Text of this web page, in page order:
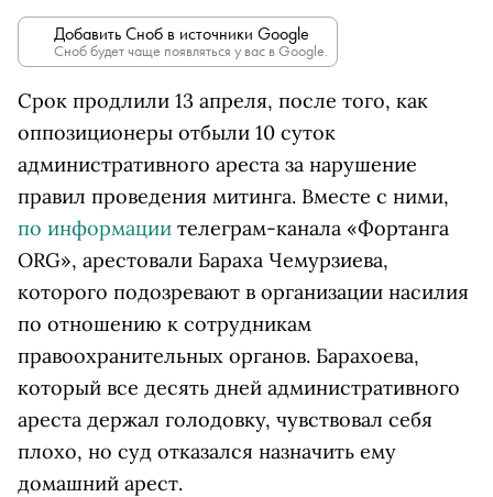
Добавить Сноб в источники Google
Сноб будет чаще появляться у вас в Google.
Срок продлили 13 апреля, после того, как
оппозиционеры отбыли 10 суток
административного ареста за нарушение
правил проведения митинга. Вместе с ними,
по информации телеграм-канала «Фортанга
ORG», арестовали Бараха Чемурзиева,
которого подозревают в организации насилия
по отношению к сотрудникам
правоохранительных органов. Барахоева,
который все десять дней административного
ареста держал голодовку, чувствовал себя
плохо, но суд отказался назначить ему
домашний арест.